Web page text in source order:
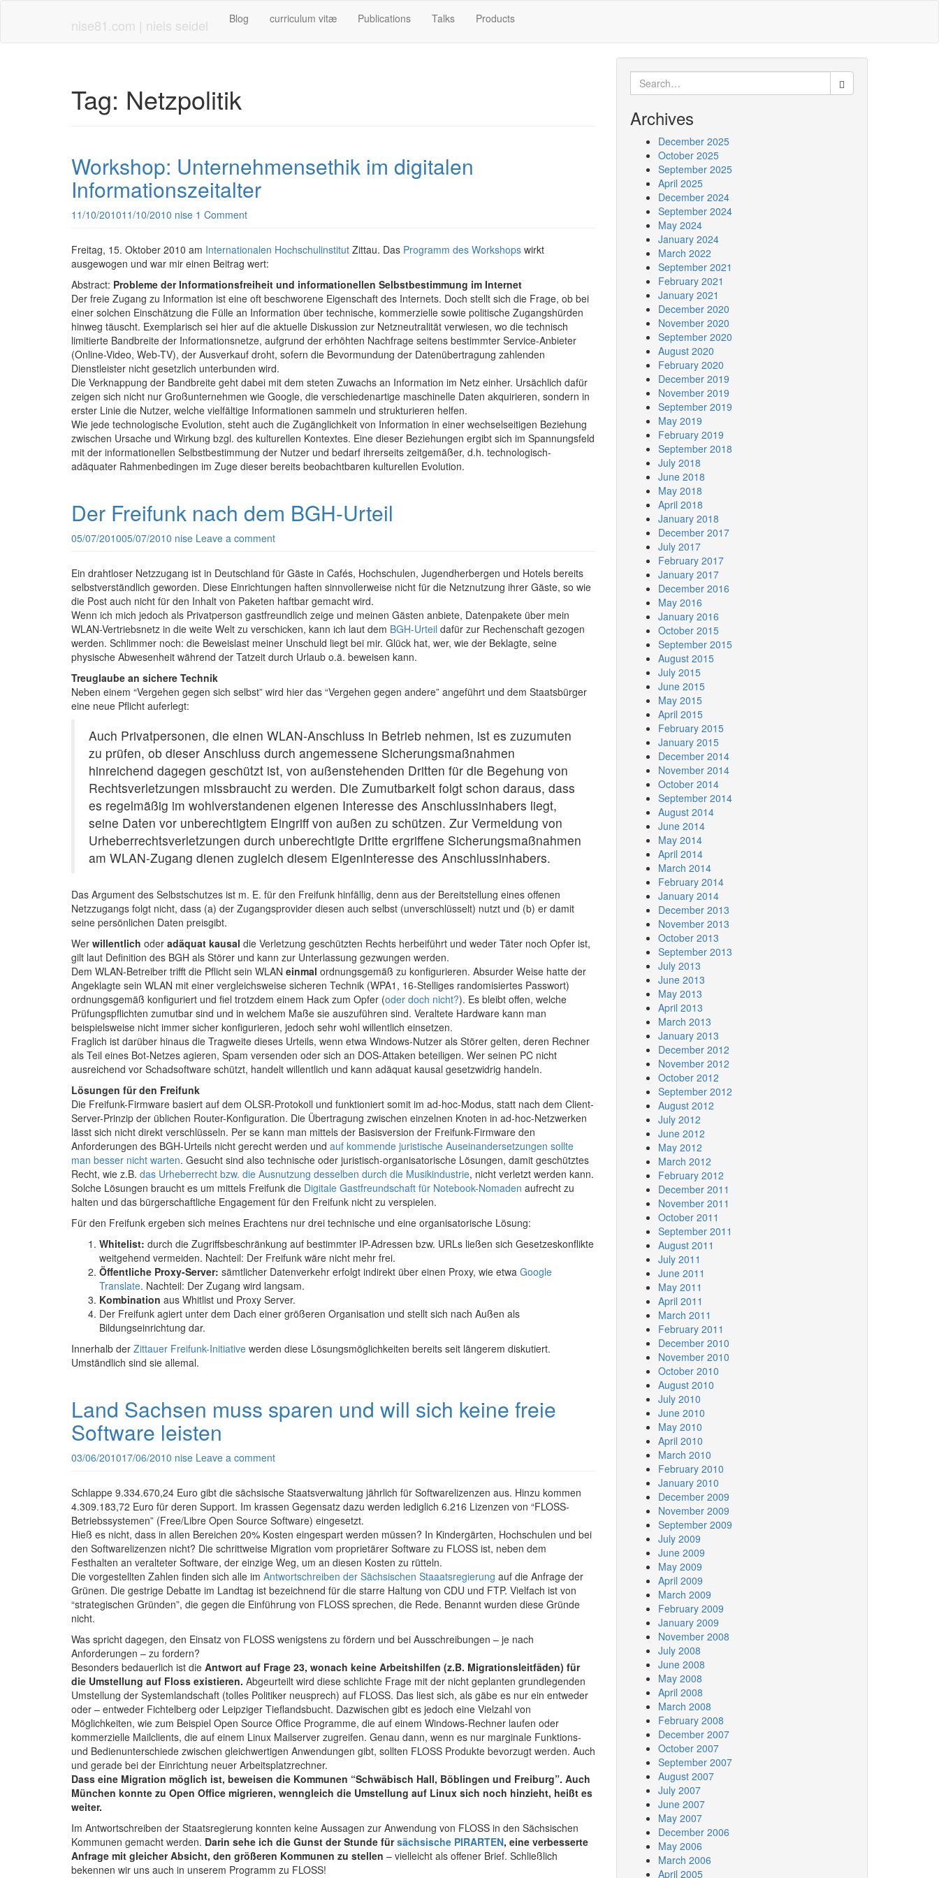
nise81.com | niels seidel Blog curriculum vitæ Publications Talks Products
Tag: Netzpolitik
Workshop: Unternehmensethik im digitalen
Informationszeitalter
11/10/201011/10/2010 nise 1 Comment
Freitag, 15. Oktober 2010 am Internationalen Hochschulinstitut Zittau. Das Programm des Workshops wirkt
ausgewogen und war mir einen Beitrag wert:
Abstract: Probleme der Informationsfreiheit und informationellen Selbstbestimmung im Internet
Der freie Zugang zu Information ist eine oft beschworene Eigenschaft des Internets. Doch stellt sich die Frage, ob bei
einer solchen Einschätzung die Fülle an Information über technische, kommerzielle sowie politische Zugangshürden
hinweg täuscht. Exemplarisch sei hier auf die aktuelle Diskussion zur Netzneutralität verwiesen, wo die technisch
limitierte Bandbreite der Informationsnetze, aufgrund der erhöhten Nachfrage seitens bestimmter Service-Anbieter
(Online-Video, Web-TV), der Ausverkauf droht, sofern die Bevormundung der Datenübertragung zahlenden
Dienstleister nicht gesetzlich unterbunden wird.
Die Verknappung der Bandbreite geht dabei mit dem steten Zuwachs an Information im Netz einher. Ursächlich dafür
zeigen sich nicht nur Großunternehmen wie Google, die verschiedenartige maschinelle Daten akquirieren, sondern in
erster Linie die Nutzer, welche vielfältige Informationen sammeln und strukturieren helfen.
Wie jede technologische Evolution, steht auch die Zugänglichkeit von Information in einer wechselseitigen Beziehung
zwischen Ursache und Wirkung bzgl. des kulturellen Kontextes. Eine dieser Beziehungen ergibt sich im Spannungsfeld
mit der informationellen Selbstbestimmung der Nutzer und bedarf ihrerseits zeitgemäßer, d.h. technologisch-
adäquater Rahmenbedingen im Zuge dieser bereits beobachtbaren kulturellen Evolution.
Der Freifunk nach dem BGH-Urteil
05/07/201005/07/2010 nise Leave a comment
Ein drahtloser Netzzugang ist in Deutschland für Gäste in Cafés, Hochschulen, Jugendherbergen und Hotels bereits
selbstverständlich geworden. Diese Einrichtungen haften sinnvollerweise nicht für die Netznutzung ihrer Gäste, so wie
die Post auch nicht für den Inhalt von Paketen haftbar gemacht wird.
Wenn ich mich jedoch als Privatperson gastfreundlich zeige und meinen Gästen anbiete, Datenpakete über mein
WLAN-Vertriebsnetz in die weite Welt zu verschicken, kann ich laut dem BGH-Urteil dafür zur Rechenschaft gezogen
werden. Schlimmer noch: die Beweislast meiner Unschuld liegt bei mir. Glück hat, wer, wie der Beklagte, seine
physische Abwesenheit während der Tatzeit durch Urlaub o.ä. beweisen kann.
Treuglaube an sichere Technik
Neben einem “Vergehen gegen sich selbst” wird hier das “Vergehen gegen andere” angeführt und dem Staatsbürger
eine neue Pflicht auferlegt:
Auch Privatpersonen, die einen WLAN-Anschluss in Betrieb nehmen, ist es zuzumuten
zu prüfen, ob dieser Anschluss durch angemessene Sicherungsmaßnahmen
hinreichend dagegen geschützt ist, von außenstehenden Dritten für die Begehung von
Rechtsverletzungen missbraucht zu werden. Die Zumutbarkeit folgt schon daraus, dass
es regelmäßig im wohlverstandenen eigenen Interesse des Anschlussinhabers liegt,
seine Daten vor unberechtigtem Eingriff von außen zu schützen. Zur Vermeidung von
Urheberrechtsverletzungen durch unberechtigte Dritte ergriffene Sicherungsmaßnahmen
am WLAN-Zugang dienen zugleich diesem Eigeninteresse des Anschlussinhabers.
Das Argument des Selbstschutzes ist m. E. für den Freifunk hinfällig, denn aus der Bereitstellung eines offenen
Netzzugangs folgt nicht, dass (a) der Zugangsprovider diesen auch selbst (unverschlüsselt) nutzt und (b) er damit
seine persönlichen Daten preisgibt.
Wer willentlich oder adäquat kausal die Verletzung geschützten Rechts herbeiführt und weder Täter noch Opfer ist,
gilt laut Definition des BGH als Störer und kann zur Unterlassung gezwungen werden.
Dem WLAN-Betreiber trifft die Pflicht sein WLAN einmal ordnungsgemäß zu konfigurieren. Absurder Weise hatte der
Angeklagte sein WLAN mit einer vergleichsweise sicheren Technik (WPA1, 16-Stelliges randomisiertes Passwort)
ordnungsgemäß konfiguriert und fiel trotzdem einem Hack zum Opfer (oder doch nicht?). Es bleibt offen, welche
Prüfungspflichten zumutbar sind und in welchem Maße sie auszuführen sind. Veraltete Hardware kann man
beispielsweise nicht immer sicher konfigurieren, jedoch sehr wohl willentlich einsetzen.
Fraglich ist darüber hinaus die Tragweite dieses Urteils, wenn etwa Windows-Nutzer als Störer gelten, deren Rechner
als Teil eines Bot-Netzes agieren, Spam versenden oder sich an DOS-Attaken beteiligen. Wer seinen PC nicht
ausreichend vor Schadsoftware schützt, handelt willentlich und kann adäquat kausal gesetzwidrig handeln.
Lösungen für den Freifunk
Die Freifunk-Firmware basiert auf dem OLSR-Protokoll und funktioniert somit im ad-hoc-Modus, statt nach dem Client-
Server-Prinzip der üblichen Router-Konfiguration. Die Übertragung zwischen einzelnen Knoten in ad-hoc-Netzwerken
lässt sich nicht direkt verschlüsseln. Per se kann man mittels der Basisversion der Freifunk-Firmware den
Anforderungen des BGH-Urteils nicht gerecht werden und auf kommende juristische Auseinandersetzungen sollte
man besser nicht warten. Gesucht sind also technische oder juristisch-organisatorische Lösungen, damit geschütztes
Recht, wie z.B. das Urheberrecht bzw. die Ausnutzung desselben durch die Musikindustrie, nicht verletzt werden kann.
Solche Lösungen braucht es um mittels Freifunk die Digitale Gastfreundschaft für Notebook-Nomaden aufrecht zu
halten und das bürgerschaftliche Engagement für den Freifunk nicht zu verspielen.
Für den Freifunk ergeben sich meines Erachtens nur drei technische und eine organisatorische Lösung:
Whitelist: durch die Zugriffsbeschränkung auf bestimmter IP-Adressen bzw. URLs ließen sich Gesetzeskonflikte
weitgehend vermeiden. Nachteil: Der Freifunk wäre nicht mehr frei.
Öffentliche Proxy-Server: sämtlicher Datenverkehr erfolgt indirekt über einen Proxy, wie etwa Google
Translate. Nachteil: Der Zugang wird langsam.
Kombination aus Whitlist und Proxy Server.
Der Freifunk agiert unter dem Dach einer größeren Organisation und stellt sich nach Außen als
Bildungseinrichtung dar.
Innerhalb der Zittauer Freifunk-Initiative werden diese Lösungsmöglichkeiten bereits seit längerem diskutiert.
Umständlich sind sie allemal.
Land Sachsen muss sparen und will sich keine freie
Software leisten
03/06/201017/06/2010 nise Leave a comment
Schlappe 9.334.670,24 Euro gibt die sächsische Staatsverwaltung jährlich für Softwarelizenzen aus. Hinzu kommen
4.309.183,72 Euro für deren Support. Im krassen Gegensatz dazu werden lediglich 6.216 Lizenzen von “FLOSS-
Betriebssystemen” (Free/Libre Open Source Software) eingesetzt.
Hieß es nicht, dass in allen Bereichen 20% Kosten eingespart werden müssen? In Kindergärten, Hochschulen und bei
den Softwarelizenzen nicht? Die schrittweise Migration vom proprietärer Software zu FLOSS ist, neben dem
Festhalten an veralteter Software, der einzige Weg, um an diesen Kosten zu rütteln.
Die vorgestellten Zahlen finden sich alle im Antwortschreiben der Sächsischen Staaatsregierung auf die Anfrage der
Grünen. Die gestrige Debatte im Landtag ist bezeichnend für die starre Haltung von CDU und FTP. Vielfach ist von
“strategischen Gründen”, die gegen die Einführung von FLOSS sprechen, die Rede. Benannt wurden diese Gründe
nicht.
Was spricht dagegen, den Einsatz von FLOSS wenigstens zu fördern und bei Ausschreibungen – je nach
Anforderungen – zu fordern?
Besonders bedauerlich ist die Antwort auf Frage 23, wonach keine Arbeitshilfen (z.B. Migrationsleitfäden) für
die Umstellung auf Floss existieren. Abgeurteilt wird diese schlichte Frage mit der nicht geplanten grundlegenden
Umstellung der Systemlandschaft (tolles Politiker neusprech) auf FLOSS. Das liest sich, als gäbe es nur ein entweder
oder – entweder Fichtelberg oder Leipziger Tieflandsbucht. Dazwischen gibt es jedoch eine Vielzahl von
Möglichkeiten, wie zum Beispiel Open Source Office Programme, die auf einem Windows-Rechner laufen oder
kommerzielle Mailclients, die auf einem Linux Mailserver zugreifen. Genau dann, wenn es nur marginale Funktions-
und Bedienunterschiede zwischen gleichwertigen Anwendungen gibt, sollten FLOSS Produkte bevorzugt werden. Auch
und gerade bei der Einrichtung neuer Arbeitsplatzrechner.
Dass eine Migration möglich ist, beweisen die Kommunen “Schwäbisch Hall, Böblingen und Freiburg”. Auch
München konnte zu Open Office migrieren, wenngleich die Umstellung auf Linux sich noch hinzieht, heißt es
weiter.
Im Antwortschreiben der Staatsregierung konnten keine Aussagen zur Anwendung von FLOSS in den Sächsischen
Kommunen gemacht werden. Darin sehe ich die Gunst der Stunde fürsächsische PIRARTEN, eine verbesserte
Anfrage mit gleicher Absicht, den größeren Kommunen zu stellen – vielleicht als offener Brief. Schließlich
bekennen wir uns auch in unserem Programm zu FLOSS!
Search
for:
Archives
December 2025
October 2025
September 2025
April 2025
December 2024
September 2024
May 2024
January 2024
March 2022
September 2021
February 2021
January 2021
December 2020
November 2020
September 2020
August 2020
February 2020
December 2019
November 2019
September 2019
May 2019
February 2019
September 2018
July 2018
June 2018
May 2018
April 2018
January 2018
December 2017
July 2017
February 2017
January 2017
December 2016
May 2016
January 2016
October 2015
September 2015
August 2015
July 2015
June 2015
May 2015
April 2015
February 2015
January 2015
December 2014
November 2014
October 2014
September 2014
August 2014
June 2014
May 2014
April 2014
March 2014
February 2014
January 2014
December 2013
November 2013
October 2013
September 2013
July 2013
June 2013
May 2013
April 2013
March 2013
January 2013
December 2012
November 2012
October 2012
September 2012
August 2012
July 2012
June 2012
May 2012
March 2012
February 2012
December 2011
November 2011
October 2011
September 2011
August 2011
July 2011
June 2011
May 2011
April 2011
March 2011
February 2011
December 2010
November 2010
October 2010
August 2010
July 2010
June 2010
May 2010
April 2010
March 2010
February 2010
January 2010
December 2009
November 2009
September 2009
July 2009
June 2009
May 2009
April 2009
March 2009
February 2009
January 2009
November 2008
July 2008
June 2008
May 2008
April 2008
March 2008
February 2008
December 2007
October 2007
September 2007
August 2007
July 2007
June 2007
May 2007
December 2006
May 2006
March 2006
April 2005